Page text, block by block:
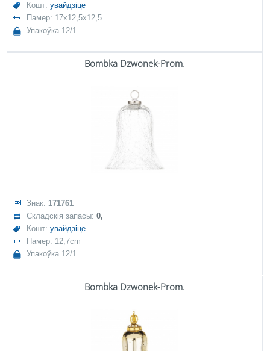
Кошт:увайдзіце
Памер: 17x12,5x12,5
Упакоўка 12/1
Bombka Dzwonek-Prom.
Знак: 171761
Складскія запасы:0,
Кошт:увайдзіце
Памер: 12,7cm
Упакоўка 12/1
Bombka Dzwonek-Prom.